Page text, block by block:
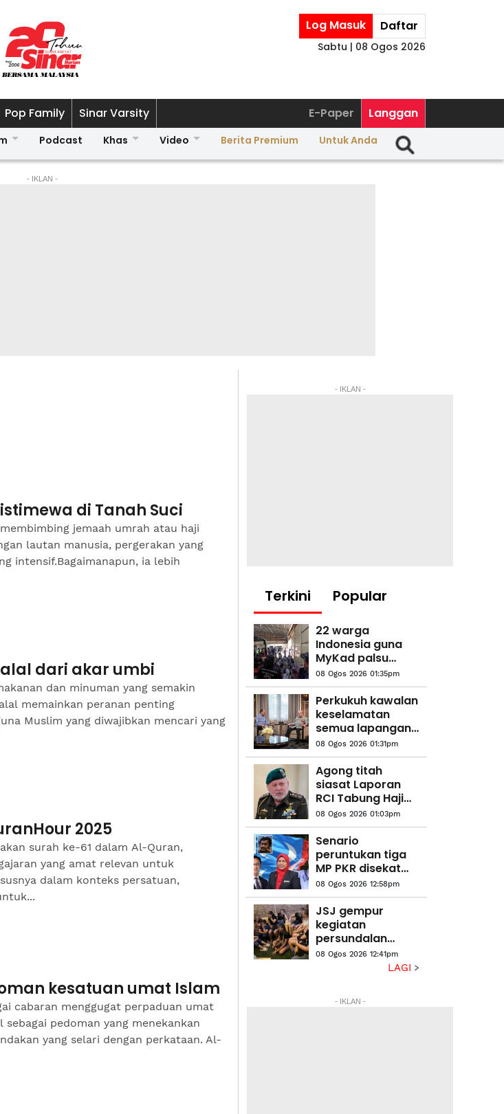
Log Masuk Daftar
Sabtu | 08 Ogos 2026
Pop Family Sinar Varsity E-Paper Langgan
Podcast Khas Video Berita Premium Untuk Anda
- IKLAN -
di Tanah Suci
jemaah umrah atau haji
lautan manusia, pergerakan yang
intensif.Bagaimanapun, ia lebih
dari akar umbi
dan minuman yang semakin
memainkan peranan penting
Muslim yang diwajibkan mencari yang
2025
surah ke-61 dalam Al-Quran,
yang amat relevan untuk
dalam konteks persatuan,
kesatuan umat Islam
cabaran menggugat perpaduan umat
pedoman yang menekankan
yang selari dengan perkataan. Al-
- IKLAN -
Terkini Popular
22 warga
Indonesia guna
MyKad palsu
dipenjara 2 bulan
08 Ogos 2026 01:35pm
Perkukuh kawalan
keselamatan
semua lapangan
terbang, pintu
masuk negara,
titah Agong
08 Ogos 2026 01:31pm
Agong titah
siasat Laporan
RCI Tabung Haji
'sehingga ke
lubang cacing'
08 Ogos 2026 01:03pm
Senario
peruntukan tiga
MP PKR disekat
tidak sama
dengan tindakan
MP BN - Bryan Ng
08 Ogos 2026 12:58pm
JSJ gempur
kegiatan
persundalan
warga asing, 59
08 Ogos 2026 12:41pm
LAGI
- IKLAN -